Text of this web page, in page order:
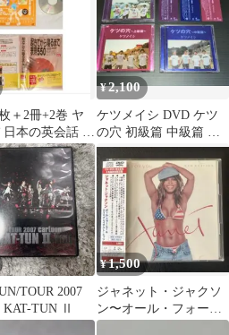
＋2冊+2巻 ヤ
本の英会話 ＆
ら寝るまで表
¥2,100
ケツメイシ DVD ケツ
の穴 初級篇 中級篇 上
級篇 3枚セット 帯付
き
TOUR 2007
KAT-TUN Ⅱ
¥1,500
ジャネット・ジャクソ
ン〜オール・フォー・
ユーCD+DVD日本盤来